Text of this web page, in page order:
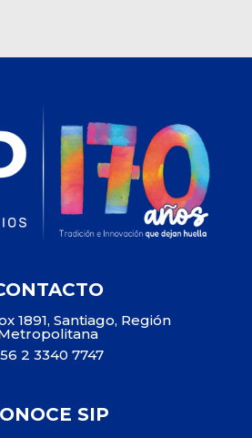
1891, Santiago, Región
2 3340 7747
SIP